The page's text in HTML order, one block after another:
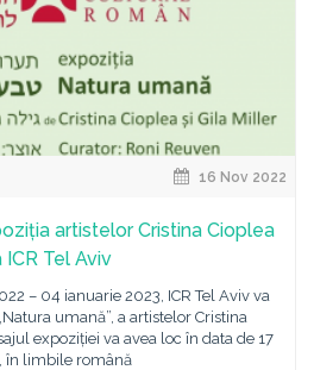
16 Nov 2022
artistelor Cristina Cioplea
ICR Tel Aviv
– 04 ianuarie 2023, ICR Tel Aviv va
umană”, a artistelor Cristina
expoziției va avea loc în data de 17
în limbile română